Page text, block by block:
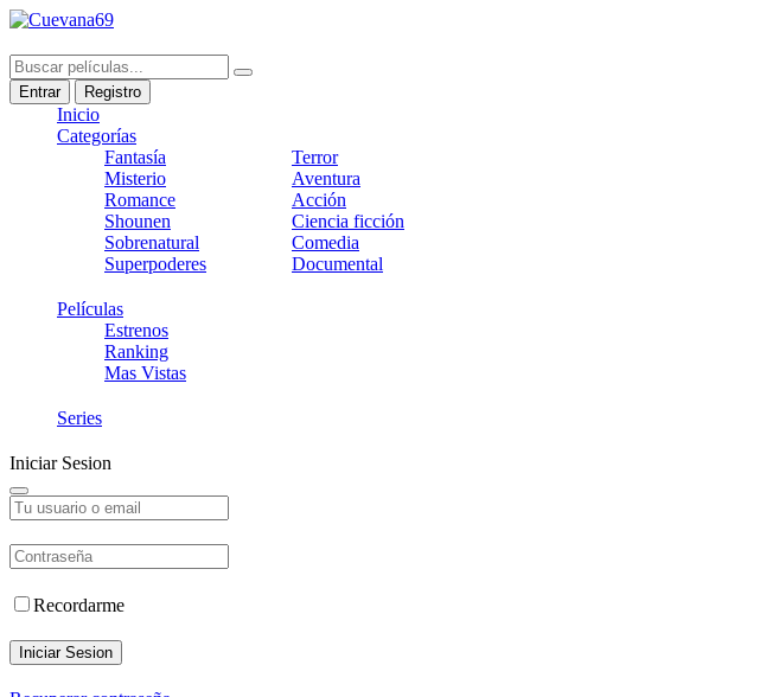
Entrar Registro
Inicio
Categorías
Fantasía
Misterio
Romance
Shounen
Sobrenatural
Superpoderes
Terror
Aventura
Acción
Ciencia ficción
Comedia
Documental
Películas
Estrenos
Ranking
Mas Vistas
Series
Iniciar Sesion
Recordarme
Iniciar Sesion